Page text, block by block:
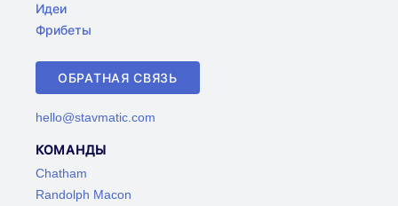
Идеи
Фрибеты
ОБРАТНАЯ СВЯЗЬ
hello@stavmatic.com
КОМАНДЫ
Chatham
Randolph Macon